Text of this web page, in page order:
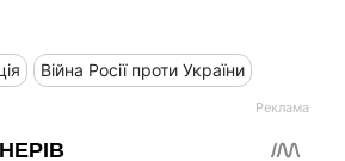
Війна Росії проти України